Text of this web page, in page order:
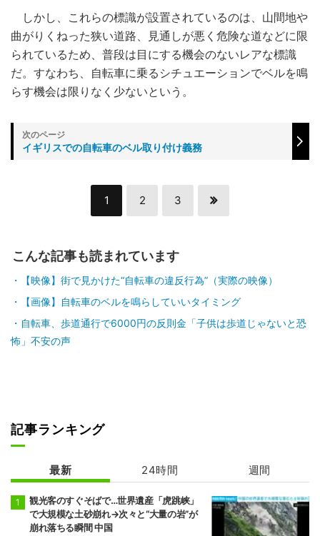
しかし、これらの標識が設置されているのは、山間地や
曲がりくねった狭い道路、見通しが悪く危険な道などに限
られているため、普段は目にする機会のないレアな標識
だ。すなわち、自転車に乗るシチュエーションでベルを鳴
らす機会は限りなく少ないという。
イギリスでの自転車のベル取り付け義務
1 2 3
こんな記事も読まれています
【映像】街で見かけた“自転車の違反行為”（実際の映像）
【画像】自転車のベルを鳴らしていいタイミング
自転車、歩道通行で6000円の反則金「子供は歩道じゃないと恐
怖」不安の声
記事ランキング
最新 24時間 週間
観光客のすぐそばで…世界遺産「虎跳峡」
で大規模な土砂崩れ→次々と“大量の岩”が
崩れ落ちる瞬間 中国